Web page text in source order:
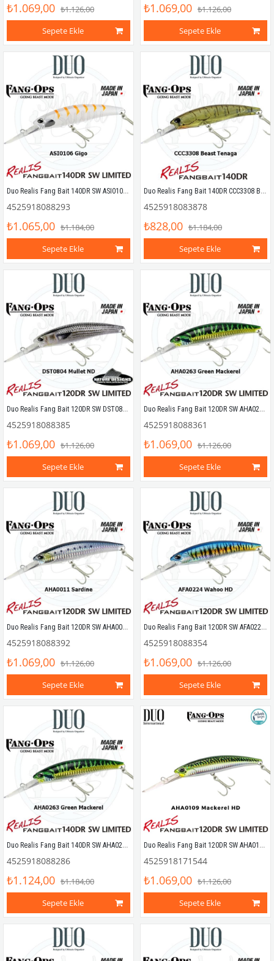
₺1.069,00 ₺1.126,00
Sepete Ekle
₺1.069,00 ₺1.126,00
Sepete Ekle
Duo Realis Fang Bait 140DR SW ASI0106 Gigo
4525918088293
₺1.065,00 ₺1.184,00
Sepete Ekle
Duo Realis Fang Bait 140DR CCC3308 Beast Tenaga
4525918083878
₺828,00 ₺1.184,00
Sepete Ekle
Duo Realis Fang Bait 120DR SW DST0804 Mullet ND
4525918088385
₺1.069,00 ₺1.126,00
Sepete Ekle
Duo Realis Fang Bait 120DR SW AHA0263 Green Mackerel
4525918088361
₺1.069,00 ₺1.126,00
Sepete Ekle
Duo Realis Fang Bait 120DR SW AHA0011 Sardine
4525918088392
₺1.069,00 ₺1.126,00
Sepete Ekle
Duo Realis Fang Bait 120DR SW AFA0224 Wahoo HD
4525918088354
₺1.069,00 ₺1.126,00
Sepete Ekle
Duo Realis Fang Bait 140DR SW AHA0263 Green Mackerel
4525918088286
₺1.124,00 ₺1.184,00
Sepete Ekle
Duo Realis Fang Bait 120DR SW AHA0109 Mackerel HD
4525918171544
₺1.069,00 ₺1.126,00
Sepete Ekle